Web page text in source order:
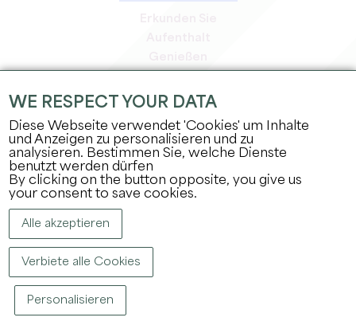
Profi-Bereich
Presse-Bereich
Jobs & Praktika
Rechtliche Informationen
Datenschutz
COPYRIGHT © 2026 BÜRO FÜR TOURISMUS DES GROSSEN SAINT-ÉMILIONNAIS
WE RESPECT YOUR DATA
Diese Webseite verwendet 'Cookies' um Inhalte
und Anzeigen zu personalisieren und zu
analysieren. Bestimmen Sie, welche Dienste
benutzt werden dürfen
By clicking on the button opposite, you give us
your consent to save cookies.
Alle akzeptieren
Verbiete alle Cookies
Personalisieren